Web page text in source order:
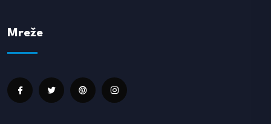
Mreže